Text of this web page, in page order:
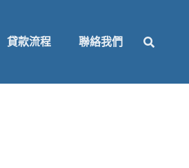
貸款流程 聯絡我們